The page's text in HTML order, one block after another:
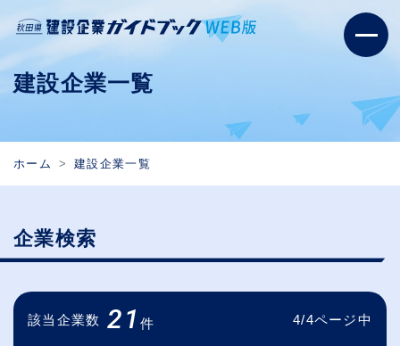
建設企業一覧
ホーム 建設企業一覧
企業検索
該当企業数 21 件 4/4ページ中